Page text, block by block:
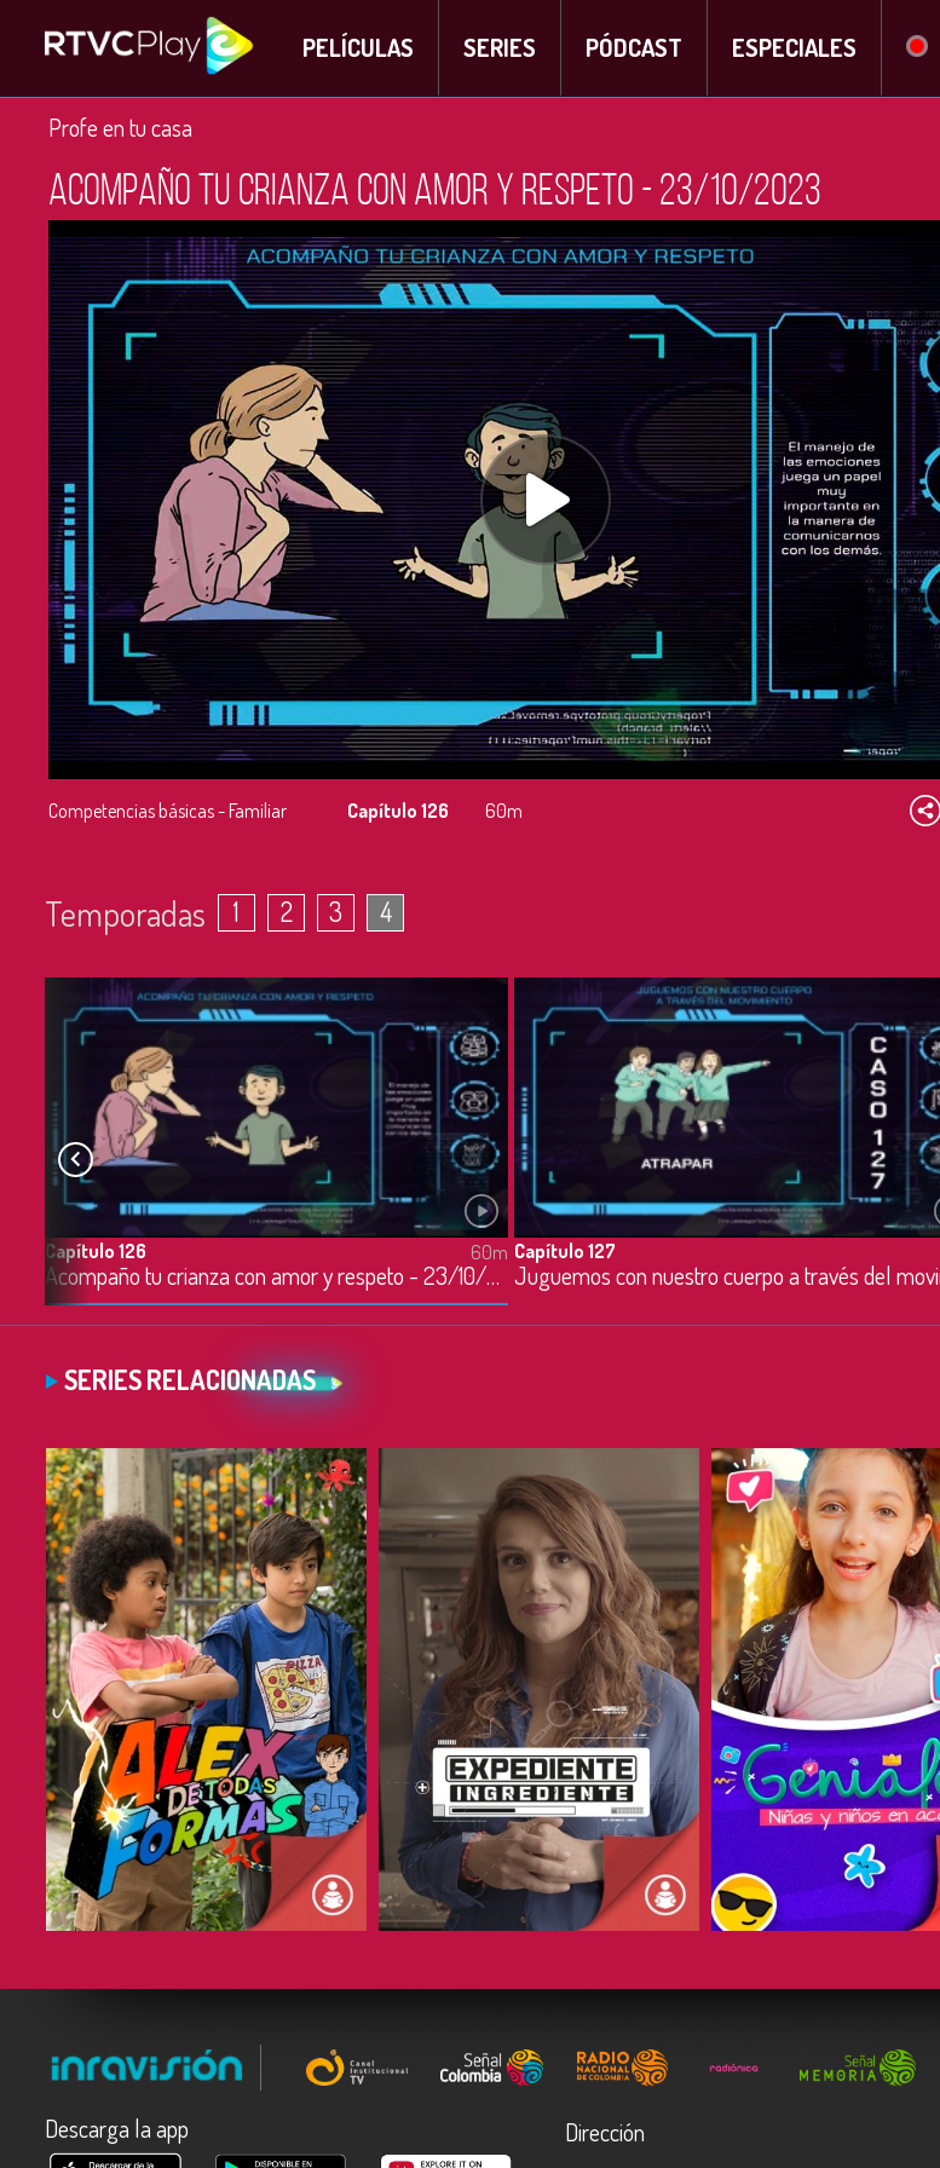
PELÍCULAS SERIES PÓDCAST ESPECIALES
Profe en tu casa
Acompaño tu crianza con amor y respeto - 23/10/2023
Competencias básicas - Familiar Capítulo 126 60m
Temporadas 1 2 3 4
Capítulo 126
Acompaño tu crianza con amor y respeto - 23/10/2023
60m Capítulo 127
SERIES RELACIONADAS
COMPARTIR COMPARTIR COMPARTIR
Descarga la app Dirección